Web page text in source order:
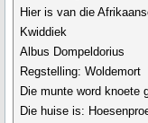
Hier is van die
Kwiddiek
Albus Dompeldorius
Regstelling: Woldemort
Die munte word knoete
Die huise is: